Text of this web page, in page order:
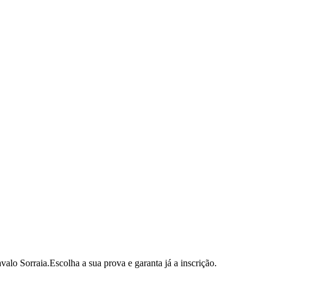
Sorraia.Escolha a sua prova e garanta já a inscrição.